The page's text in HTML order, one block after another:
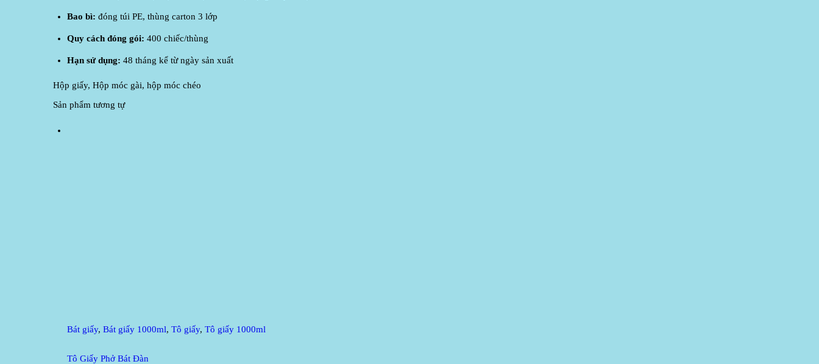
Bao bì: đóng túi PE, thùng carton 3 lớp
Quy cách đóng gói: 400 chiếc/thùng
Hạn sử dụng: 48 tháng kể từ ngày sản xuất
Hộp giấy, Hộp móc gài, hộp móc chéo
Sản phẩm tương tự
Bát giấy, Bát giấy 1000ml, Tô giấy, Tô giấy 1000ml
Tô Giấy Phở Bát Đàn